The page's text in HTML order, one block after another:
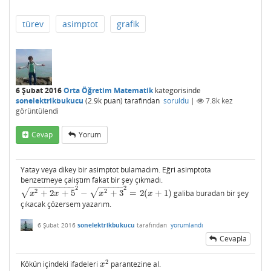
türev asimptot grafik
6 Şubat 2016Orta Öğretim Matematikkategorisinde
sonelektrikbukucu (2.9k puan) tarafından soruldu | 7.8k kez
görüntülendi
Cevap Yorum
Yatay veya dikey bir asimptot bulamadım. Eğri asimptota
benzetmeye çalıştım fakat bir şey çıkmadı.
x2 + 2x + 5
− −
−−−−−−−
√ 2
− x2 + 3
− −
−−−
√ 2
= 2(x + 1)
x2+2x +5 2−x 2+ 32 =2( x+1)
galiba buradan bir şey
çıkacak çözersem yazarım.
6 Şubat 2016 sonelektrikbukucu tarafından yorumlandı
Cevapla
Kökün içindeki ifadeleri x2
x2 parantezine al.